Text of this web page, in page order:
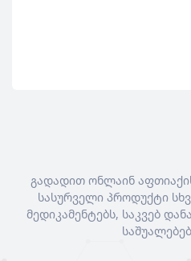
გადადით ონლაინ
სასურველი პროდუქტი
მედიკამენტებს, საკვებ